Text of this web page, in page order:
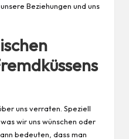
Beziehungen und uns
uns verraten. Speziell
wir uns wünschen oder
bedeuten, dass man